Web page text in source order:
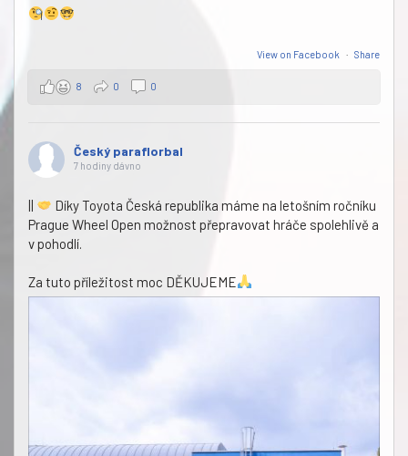
View on Facebook · Share
8 0 0
Český paraflorbal
7 hodiny dávno
||
Díky Toyota Česká republika máme na letošním ročníku
Prague Wheel Open možnost přepravovat hráče spolehlivě a
v pohodlí.
Za tuto příležitost moc DĚKUJEME